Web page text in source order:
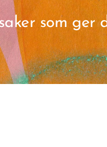
som ger